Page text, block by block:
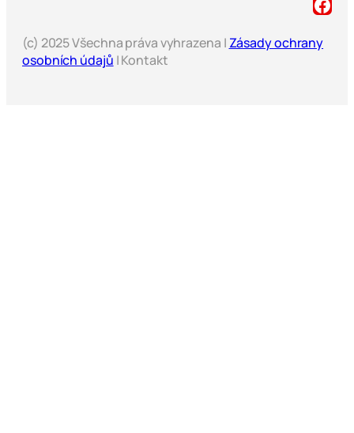
(c) 2025 Všechna práva vyhrazena | Zásady ochrany
osobních údajů | Kontakt